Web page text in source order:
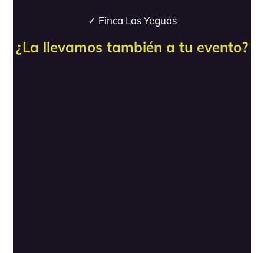
✓ Finca Las Yeguas
¿La llevamos también a tu evento?